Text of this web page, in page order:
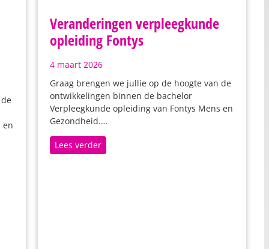
en
Veranderingen verpleegkunde
opleiding Fontys
4 maart 2026
Graag brengen we jullie op de hoogte van de
ontwikkelingen binnen de bachelor
Verpleegkunde opleiding van Fontys Mens en
Gezondheid.…
Lees verder